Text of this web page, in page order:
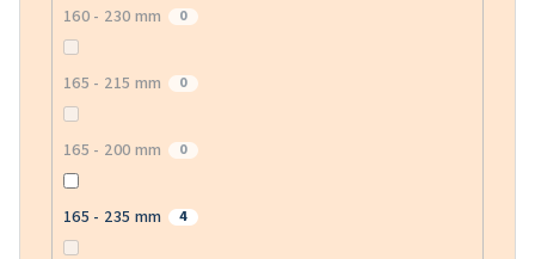
160 - 230 mm 0
165 - 215 mm 0
165 - 200 mm 0
165 - 235 mm 4